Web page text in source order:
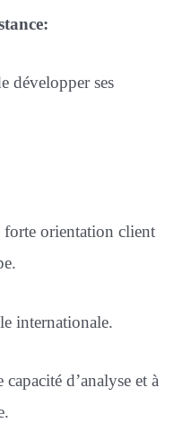
développer ses
orientation client
internationale.
d’analyse et à